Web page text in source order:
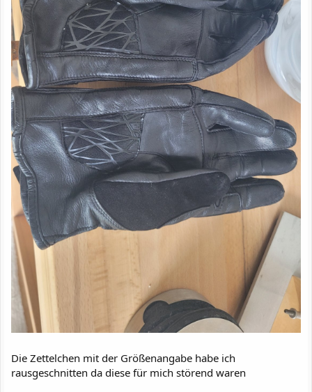
Die Zettelchen mit der Größenangabe habe ich
rausgeschnitten da diese für mich störend waren